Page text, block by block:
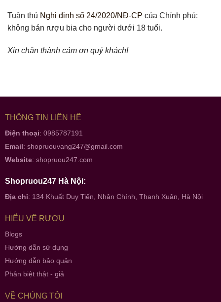
Tuân thủ Nghị định số 24/2020/NĐ-CP của Chính phủ:
không bán rượu bia cho người dưới 18 tuổi.
Xin chân thành cảm ơn quý khách!
THÔNG TIN LIÊN HỆ
Điện thoại: 0985787191
Email: shopruouvang247@gmail.com
Website: shopruou247.com
Shopruou247 Hà Nội:
Địa chỉ: 134 Khuất Duy Tiến, Nhân Chính, Thanh Xuân, Hà Nội
HIỂU VỀ RƯỢU
Blogs
Hướng dẫn sử dụng
Hướng dẫn bảo quản
Phân biệt thật - giả
VỀ CHÚNG TÔI